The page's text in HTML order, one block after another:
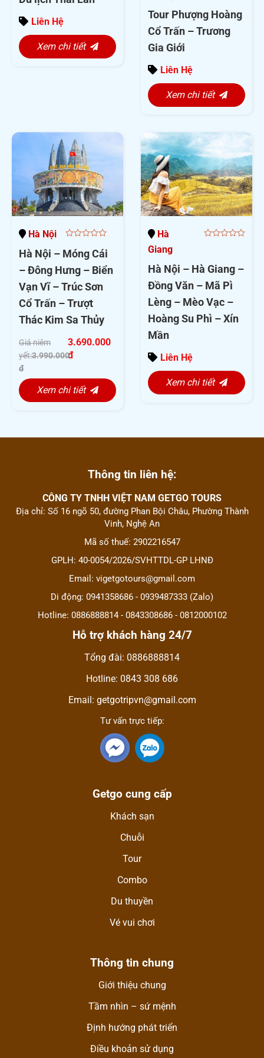
Liên Hệ
Xem chi tiết
Tour Phượng Hoàng
Cổ Trấn – Trương
Gia Giới
Liên Hệ
Xem chi tiết
Hà Nội
out
5
Hà Nội – Móng Cái
– Đông Hưng – Biển
Vạn Vĩ – Trúc Sơn
Cổ Trấn – Trượt
Thác Kim Sa Thủy
3.690.000
đ
Giá niêm
yết:3.990.000
đ
Xem chi tiết
Hà
Giang
5
Hà Nội – Hà Giang –
Đồng Văn – Mã Pì
Lèng – Mèo Vạc –
Hoàng Su Phì – Xín
Mần
Liên Hệ
Xem chi tiết
Thông tin liên hệ:
CÔNG TY TNHH VIỆT NAM GETGO TOURS
Địa chỉ: Số 16 ngõ 50, đường Phan Bội Châu, Phường Thành
Vinh, Nghệ An
Mã số thuế: 2902216547
GPLH: 40-0054/2026/SVHTTDL-GP LHNĐ
Email: vigetgotours@gmail.com
Di động: 0941358686 - 0939487333 (Zalo)
Hotline: 0886888814 - 0843308686 - 0812000102
Hỗ trợ khách hàng 24/7
Tổng đài: 0886888814
Hotline: 0843 308 686
Email: getgotripvn@gmail.com
Tư vấn trực tiếp:
Getgo cung cấp
Khách sạn
Chuỗi
Tour
Combo
Du thuyền
Vé vui chơi
Thông tin chung
Giới thiệu chung
Tầm nhìn – sứ mệnh
Định hướng phát triển
Điều khoản sử dụng